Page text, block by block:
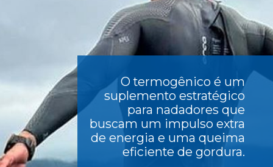
O termogênico é um
suplemento estratégico
para nadadores que
buscam um impulso extra
de energia e uma queima
eficiente de gordura.